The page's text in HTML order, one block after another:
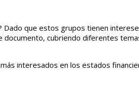
Dado que estos grupos tienen
cubriendo diferentes
interesados ​​en los estados